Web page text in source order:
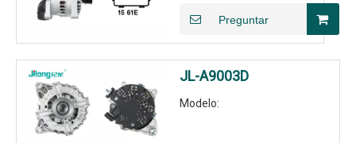
Preguntar
JL-A9003D
Modelo: